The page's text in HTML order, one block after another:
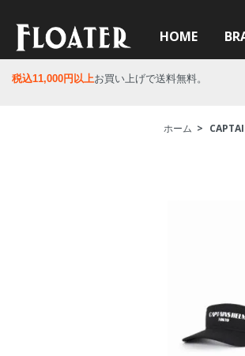
HOME
税込11,000円以上お買い上げで送料無料。
ホーム >